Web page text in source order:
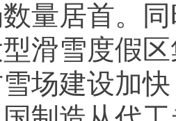
量居首。
滑雪度假
场建设加